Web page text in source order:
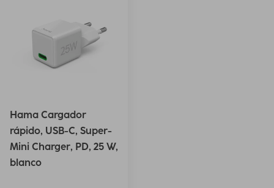
Hama Cargador
rápido, USB-C, Super-
Mini Charger, PD, 25 W,
blanco